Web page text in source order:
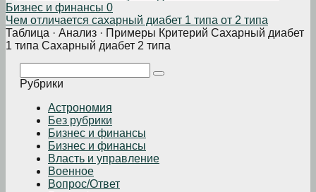
Бизнес и финансы 0
Чем отличается сахарный диабет 1 типа от 2 типа
Таблица · Анализ · Примеры Критерий Сахарный диабет
1 типа Сахарный диабет 2 типа
Рубрики
Астрономия
Без рубрики
Бизнеc и финансы
Бизнес и финансы
Власть и управление
Военное
Вопрос/Ответ